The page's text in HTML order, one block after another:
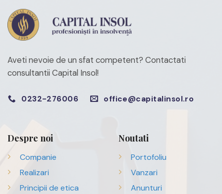
Aveti nevoie de un sfat competent? Contactati
consultantii Capital Insol!
0232-276006 office@capitalinsol.ro
Despre noi
Companie
Realizari
Principii de etica
Noutati
Portofoliu
Vanzari
Anunturi